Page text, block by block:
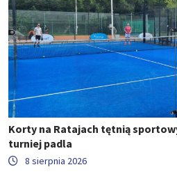
Korty na Ratajach tętnią
turniej padla
8 sierpnia 2026